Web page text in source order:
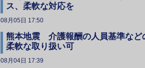
ス、柔軟な対応を
08月05日 17:50
熊本地震 介護報酬の人員基準など
柔軟な取り扱い可
08月04日 17:39